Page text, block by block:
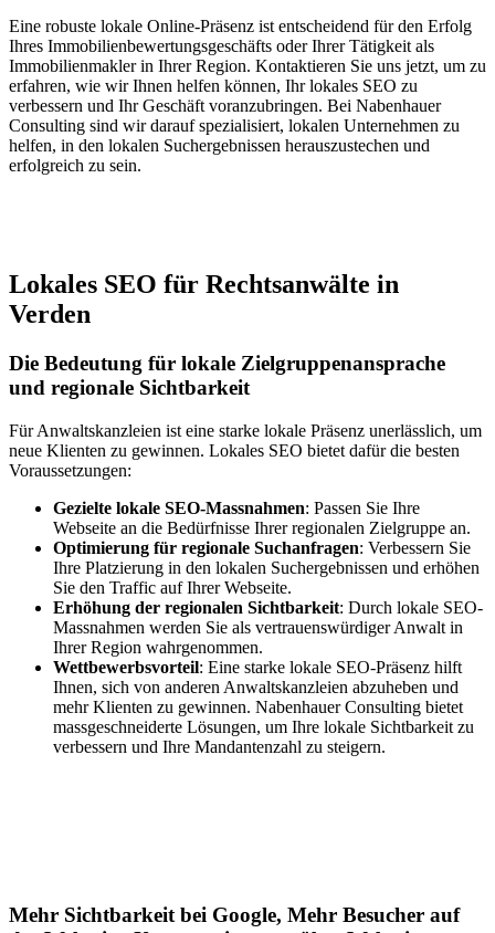
Eine robuste lokale Online-Präsenz ist entscheidend für den Erfolg
Ihres Immobilienbewertungsgeschäfts oder Ihrer Tätigkeit als
Immobilienmakler in Ihrer Region. Kontaktieren Sie uns jetzt, um zu
erfahren, wie wir Ihnen helfen können, Ihr lokales SEO zu
verbessern und Ihr Geschäft voranzubringen. Bei Nabenhauer
Consulting sind wir darauf spezialisiert, lokalen Unternehmen zu
helfen, in den lokalen Suchergebnissen herauszustechen und
erfolgreich zu sein.
Lokales SEO für Rechtsanwälte in
Verden
Die Bedeutung für lokale Zielgruppenansprache
und regionale Sichtbarkeit
Für Anwaltskanzleien ist eine starke lokale Präsenz unerlässlich, um
neue Klienten zu gewinnen. Lokales SEO bietet dafür die besten
Voraussetzungen:
Gezielte lokale SEO-Massnahmen: Passen Sie Ihre
Webseite an die Bedürfnisse Ihrer regionalen Zielgruppe an.
Optimierung für regionale Suchanfragen: Verbessern Sie
Ihre Platzierung in den lokalen Suchergebnissen und erhöhen
Sie den Traffic auf Ihrer Webseite.
Erhöhung der regionalen Sichtbarkeit: Durch lokale SEO-
Massnahmen werden Sie als vertrauenswürdiger Anwalt in
Ihrer Region wahrgenommen.
Wettbewerbsvorteil: Eine starke lokale SEO-Präsenz hilft
Ihnen, sich von anderen Anwaltskanzleien abzuheben und
mehr Klienten zu gewinnen. Nabenhauer Consulting bietet
massgeschneiderte Lösungen, um Ihre lokale Sichtbarkeit zu
verbessern und Ihre Mandantenzahl zu steigern.
Mehr Sichtbarkeit bei Google, Mehr Besucher auf